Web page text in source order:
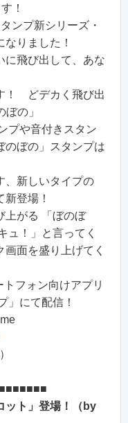
！
ンプ新シリーズ・
りました！
に飛び出して、あな
！ どデカく飛び出
の」
プや音付きスタン
のぼの」スタンプは
、新しいタイプの
新登場！
上がる 「ぼのぼ
ュ！」と言ってく
面を盛り上げてく
フォン向けアプリ
」にて配信！
ット」登場！（by